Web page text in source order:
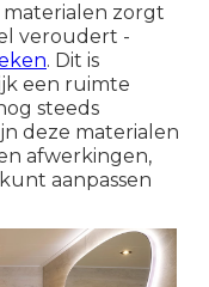
materialen zorgt
veroudert -
. Dit is
een ruimte
steeds
deze materialen
afwerkingen,
aanpassen